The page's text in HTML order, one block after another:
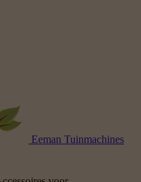
Eeman Tuinmachines